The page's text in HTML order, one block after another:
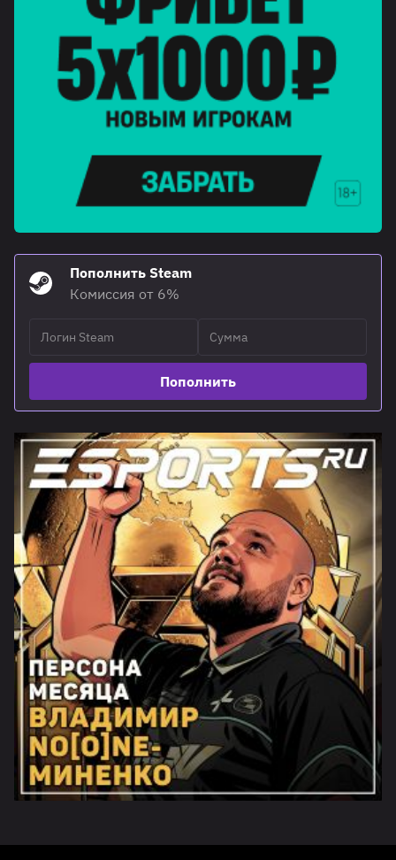
Пополнить Steam
Комиссия от 6%
Пополнить